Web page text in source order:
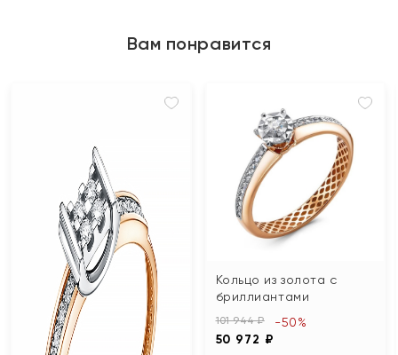
Вам понравится
Кольцо из золота с
бриллиантами
101 944 ₽
50 972 ₽
-50%